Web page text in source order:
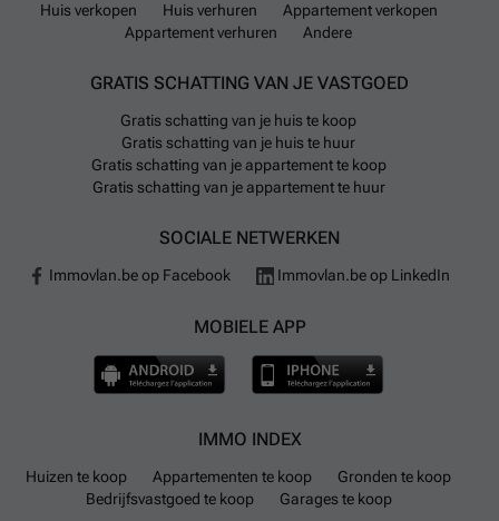
Huis verkopen Huis verhuren
Appartement verkopen
Appartement verhuren
Andere
GRATIS SCHATTING VAN JE VASTGOED
Gratis schatting van je huis te koop
Gratis schatting van je huis te huur
Gratis schatting van je appartement te koop
Gratis schatting van je appartement te huur
SOCIALE NETWERKEN
Immovlan.be op Facebook Immovlan.be op LinkedIn
MOBIELE APP
IMMO INDEX
Huizen te koop Appartementen te koop
Gronden te koop
Bedrijfsvastgoed te koop
Garages te koop